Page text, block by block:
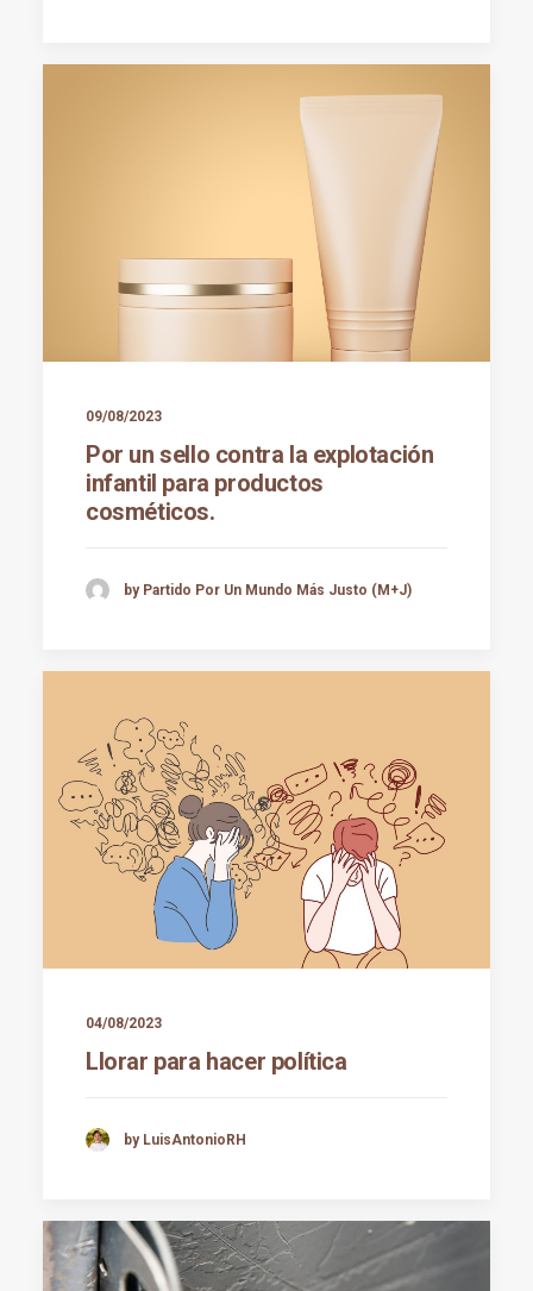
09/08/2023
Por un sello contra la explotación
infantil para productos
cosméticos.
by Partido Por Un Mundo Más Justo (M+J)
04/08/2023
Llorar para hacer política
by LuisAntonioRH